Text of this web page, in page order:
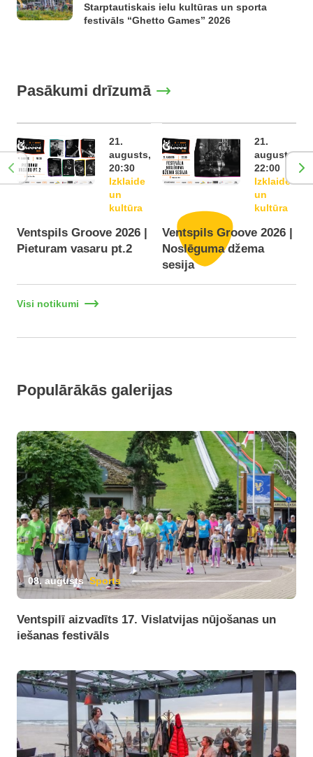
Starptautiskais ielu kultūras un sporta
festivāls “Ghetto Games” 2026
Pasākumi drīzumā
21.
augusts,
20:30
Izklaide
un
kultūra
Ventspils Groove 2026 |
Pieturam vasaru pt.2
21.
augusts,
22:00
Izklaide
un
kultūra
Ventspils Groove 2026 |
Noslēguma džema
sesija
Visi notikumi
Populārākās galerijas
08. augusts Sports
Ventspilī aizvadīts 17. Vislatvijas nūjošanas un
iešanas festivāls